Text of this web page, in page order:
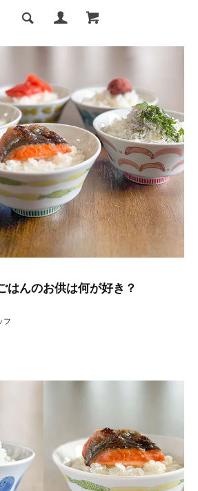
はんのお供は何が好き？
フ